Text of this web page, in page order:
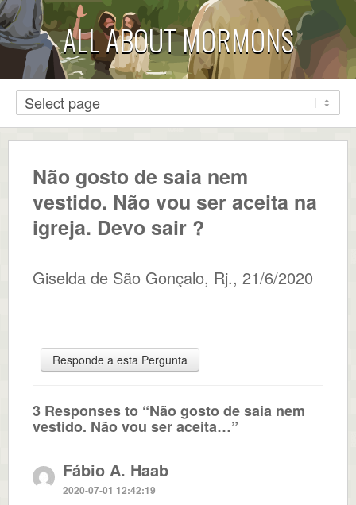
ALL ABOUT MORMONS
Não gosto de saia nem
vestido. Não vou ser aceita na
igreja. Devo sair ?
Giselda de São Gonçalo, Rj., 21/6/2020
Responde a esta Pergunta
3 Responses to “Não gosto de saia nem
vestido. Não vou ser aceita…”
Fábio A. Haab
2020-07-01 12:42:19